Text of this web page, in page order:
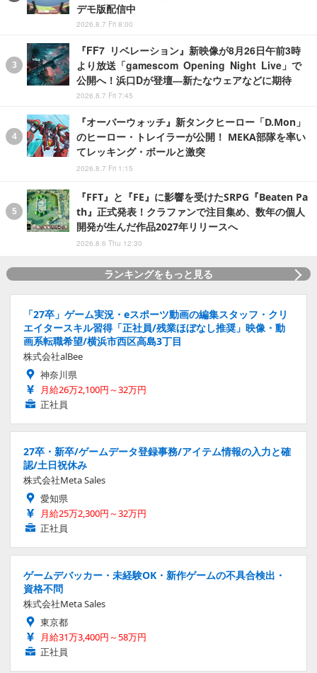
デモ版配信中
2026.8.7 Fri 8:00
『FF7 リベレーション』新映像が8月26日午前3時
より放送「gamescom Opening Night Live」で
公開へ！浜口Dが登壇―新たなウェアなどに期待
2026.8.7 Fri 7:45
『オーバーウォッチ』新タンクヒーロー「D.Mon」
のヒーロー・トレイラーが公開！ MEKA部隊を率い
てレッキング・ボールと激突
2026.8.7 Fri 1:15
『FFT』と『FE』に影響を受けたSRPG『Beaten Pa
th』正式発表！クラファンで注目集め、数年の個人
開発が生んだ作品2027年リリースへ
2026.8.6 Thu 12:30
ランキングをもっと見る
「27卒」ゲーム実況・eスポーツ動画の編集スタッフ・クリ
エイタースキル習得「正社員/残業ほぼなし推奨」映像・動
画系転職希望/横浜市西区高島3丁目
株式会社alBee
神奈川県
月給26万2,100円～32万円
正社員
27卒・新卒/ゲームデータ登録事務/アイテム情報の入力と確
認/土日祝休み
株式会社Meta Sales
愛知県
月給25万2,300円～32万円
正社員
ゲームデバッカー・未経験OK・新作ゲームの不具合検出・
資格不問
株式会社Meta Sales
東京都
月給31万3,400円～58万円
正社員